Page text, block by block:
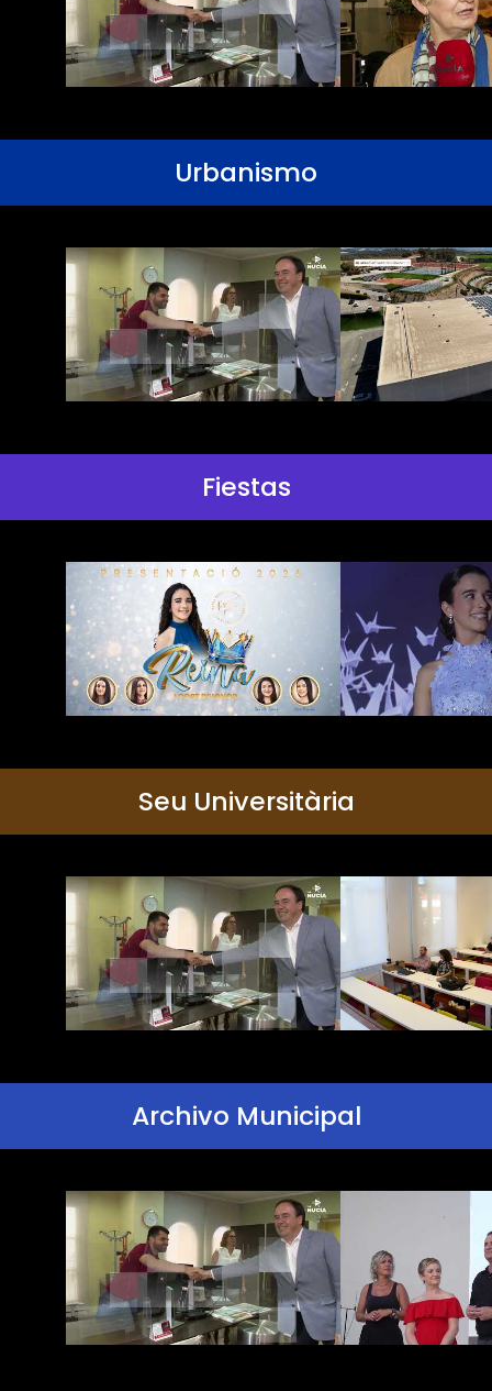
Urbanismo
Fiestas
Seu Universitària
Archivo Municipal